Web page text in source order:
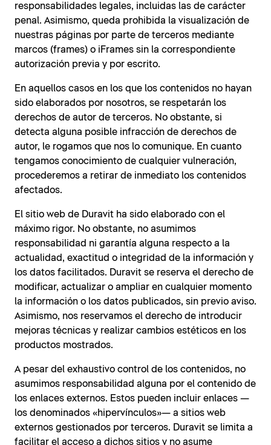
responsabilidades legales, incluidas las de carácter
penal. Asimismo, queda prohibida la visualización de
nuestras páginas por parte de terceros mediante
marcos (frames) o iFrames sin la correspondiente
autorización previa y por escrito.
En aquellos casos en los que los contenidos no hayan
sido elaborados por nosotros, se respetarán los
derechos de autor de terceros. No obstante, si
detecta alguna posible infracción de derechos de
autor, le rogamos que nos lo comunique. En cuanto
tengamos conocimiento de cualquier vulneración,
procederemos a retirar de inmediato los contenidos
afectados.
El sitio web de Duravit ha sido elaborado con el
máximo rigor. No obstante, no asumimos
responsabilidad ni garantía alguna respecto a la
actualidad, exactitud o integridad de la información y
los datos facilitados. Duravit se reserva el derecho de
modificar, actualizar o ampliar en cualquier momento
la información o los datos publicados, sin previo aviso.
Asimismo, nos reservamos el derecho de introducir
mejoras técnicas y realizar cambios estéticos en los
productos mostrados.
A pesar del exhaustivo control de los contenidos, no
asumimos responsabilidad alguna por el contenido de
los enlaces externos. Estos pueden incluir enlaces —
los denominados «hipervínculos»— a sitios web
externos gestionados por terceros. Duravit se limita a
facilitar el acceso a dichos sitios y no asume